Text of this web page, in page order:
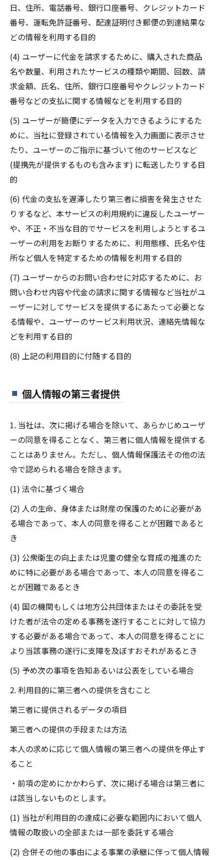
日、住所、電話番号、銀行口座番号、クレジットカード
番号、運転免許証番号、配達証明付き郵便の到達結果な
どの情報を利用する目的
(4) ユーザーに代金を請求するために、購入された商品
名や数量、利用されたサービスの種類や期間、回数、請
求金額、氏名、住所、銀行口座番号やクレジットカード
番号などの支払に関する情報などを利用する目的
(5) ユーザーが簡便にデータを入力できるようにするた
めに、当社に登録されている情報を入力画面に表示させ
たり、ユーザーのご指示に基づいて他のサービスなど
(提携先が提供するものも含みます) に転送したりする目
的
(6) 代金の支払を遅滞したり第三者に損害を発生させた
りするなど、本サービスの利用規約に違反したユーザー
や、不正・不当な目的でサービスを利用しようとするユ
ーザーの利用をお断りするために、利用態様、氏名や住
所など個人を特定するための情報を利用する目的
(7) ユーザーからのお問い合わせに対応するために、お
問い合わせ内容や代金の請求に関する情報など当社がユ
ーザーに対してサービスを提供するにあたって必要とな
る情報や、ユーザーのサービス利用状況、連絡先情報な
どを利用する目的
(8) 上記の利用目的に付随する目的
個人情報の第三者提供
1. 当社は、次に掲げる場合を除いて、あらかじめユーザ
ーの同意を得ることなく、第三者に個人情報を提供する
ことはありません。ただし、個人情報保護法その他の法
令で認められる場合を除きます。
(1) 法令に基づく場合
(2) 人の生命、身体または財産の保護のために必要があ
る場合であって、本人の同意を得ることが困難であると
き
(3) 公衆衛生の向上または児童の健全な育成の推進のた
めに特に必要がある場合であって、本人の同意を得るこ
とが困難であるとき
(4) 国の機関もしくは地方公共団体またはその委託を受
けた者が法令の定める事務を遂行することに対して協力
する必要がある場合であって、本人の同意を得ることに
より当該事務の遂行に支障を及ぼすおそれがあるとき
(5) 予め次の事項を告知あるいは公表をしている場合
2. 利用目的に第三者への提供を含むこと
第三者に提供されるデータの項目
第三者への提供の手段または方法
本人の求めに応じて個人情報の第三者への提供を停止す
ること
・前項の定めにかかわらず、次に掲げる場合は第三者に
は該当しないものとします。
(1) 当社が利用目的の達成に必要な範囲内において個人
情報の取扱いの全部または一部を委託する場合
(2) 合併その他の事由による事業の承継に伴って個人情報